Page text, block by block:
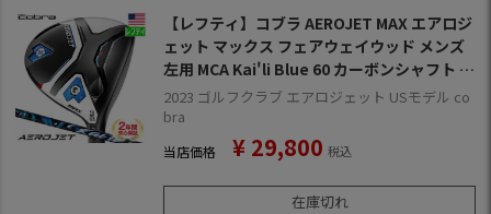
【レフティ】コブラ AEROJET MAX エアロジ
ェット マックス フェアウェイウッド メンズ
左用 MCA Kai'li Blue 60 カーボンシャフト U
SA直輸入品 2023年モデル AEROJETMD 【上
半期SALE】
2023 ゴルフクラブ エアロジェット USモデル co
bra
当店価格 ¥ 29,800 税込
在庫切れ